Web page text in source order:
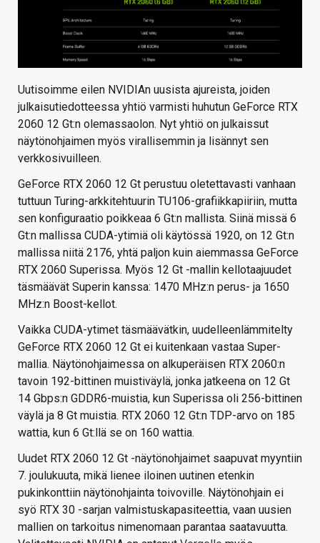
Uutisoimme eilen NVIDIAn uusista ajureista, joiden
julkaisutiedotteessa yhtiö varmisti huhutun GeForce RTX
2060 12 Gt:n olemassaolon. Nyt yhtiö on julkaissut
näytönohjaimen myös virallisemmin ja lisännyt sen
verkkosivuilleen.
GeForce RTX 2060 12 Gt perustuu oletettavasti vanhaan
tuttuun Turing-arkkitehtuurin TU106-grafiikkapiiriin, mutta
sen konfiguraatio poikkeaa 6 Gt:n mallista. Siinä missä 6
Gt:n mallissa CUDA-ytimiä oli käytössä 1920, on 12 Gt:n
mallissa niitä 2176, yhtä paljon kuin aiemmassa GeForce
RTX 2060 Superissa. Myös 12 Gt -mallin kellotaajuudet
täsmäävät Superin kanssa: 1470 MHz:n perus- ja 1650
MHz:n Boost-kellot.
Vaikka CUDA-ytimet täsmäävätkin, uudelleenlämmitelty
GeForce RTX 2060 12 Gt ei kuitenkaan vastaa Super-
mallia. Näytönohjaimessa on alkuperäisen RTX 2060:n
tavoin 192-bittinen muistiväylä, jonka jatkeena on 12 Gt
14 Gbps:n GDDR6-muistia, kun Superissa oli 256-bittinen
väylä ja 8 Gt muistia. RTX 2060 12 Gt:n TDP-arvo on 185
wattia, kun 6 Gt:llä se on 160 wattia.
Uudet RTX 2060 12 Gt -näytönohjaimet saapuvat myyntiin
7. joulukuuta, mikä lienee iloinen uutinen etenkin
pukinkonttiin näytönohjainta toivoville. Näytönohjain ei
syö RTX 30 -sarjan valmistuskapasiteettia, vaan uusien
mallien on tarkoitus nimenomaan parantaa saatavuutta.